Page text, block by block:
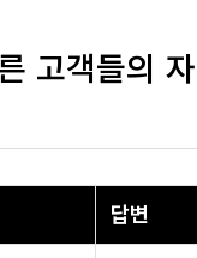
고객들의
답변